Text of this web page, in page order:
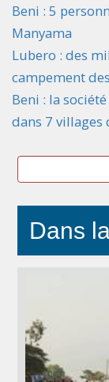
Beni : 5
Manyama
Lubero : des
campement
Beni : la
dans 7 villages
Dans